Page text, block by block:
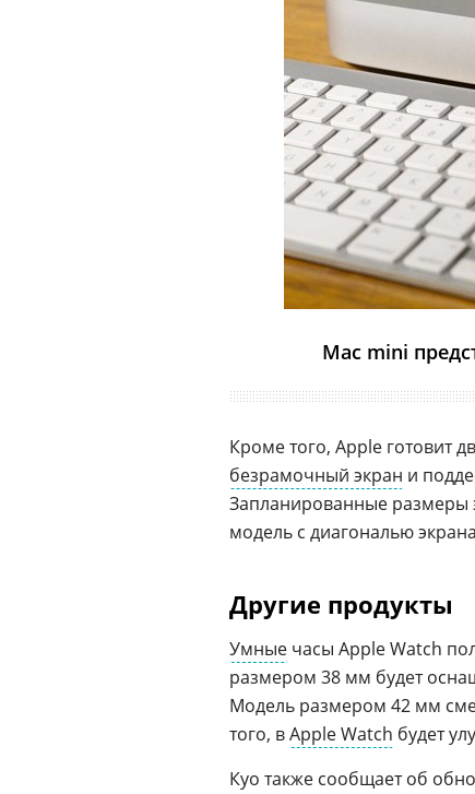
Mac mini
Кроме того, Apple готовит
безрамочный экран и
Запланированные
модель с диагональю
Другие продукты
Умные часы Apple Watch
размером 38 мм будет
Модель размером 42 мм
того, вApple Watch будет
Куо также сообщает об